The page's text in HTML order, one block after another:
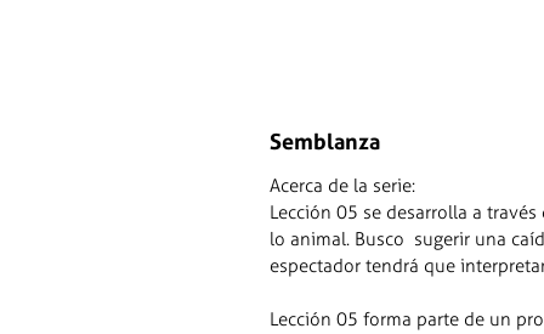
Semblanza
Acerca de la serie:
Lección 05 se desarrolla a
lo animal. Busco sugerir una
espectador tendrá que
Lección 05 forma parte de un